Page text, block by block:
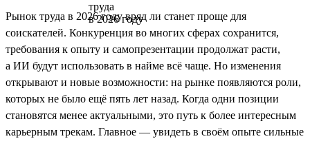
Рынок труда в 2026 году вряд ли станет проще для
соискателей. Конкуренция во многих сферах сохранится,
требования к опыту и самопрезентации продолжат расти,
а ИИ будут использовать в найме всё чаще. Но изменения
открывают и новые возможности: на рынке появляются роли,
которых не было ещё пять лет назад. Когда одни позиции
становятся менее актуальными, это путь к более интересным
карьерным трекам. Главное — увидеть в своём опыте сильные